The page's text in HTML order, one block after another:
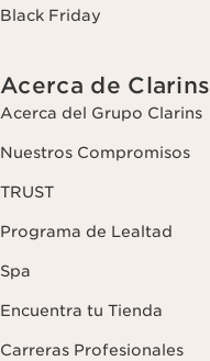
Black Friday
Acerca de Clarins
Acerca del Grupo Clarins
Nuestros Compromisos
TRUST
Programa de Lealtad
Spa
Encuentra tu Tienda
Carreras Profesionales